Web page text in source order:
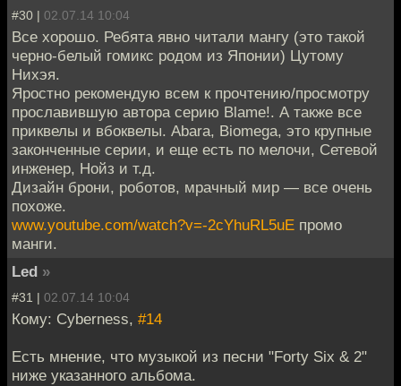
#30 | 02.07.14 10:04
Все хорошо. Ребята явно читали мангу (это такой
черно-белый гомикс родом из Японии) Цутому
Нихэя.
Яростно рекомендую всем к прочтению/просмотру
прославившую автора серию Blame!. А также все
приквелы и вбоквелы. Abara, Biomega, это крупные
законченные серии, и еще есть по мелочи, Сетевой
инженер, Нойз и т.д.
Дизайн брони, роботов, мрачный мир — все очень
похоже.
www.youtube.com/watch?v=-2cYhuRL5uE промо
манги.
Led »
#31 | 02.07.14 10:04
Кому: Cyberness, #14
Есть мнение, что музыкой из песни "Forty Six & 2"
ниже указанного альбома.